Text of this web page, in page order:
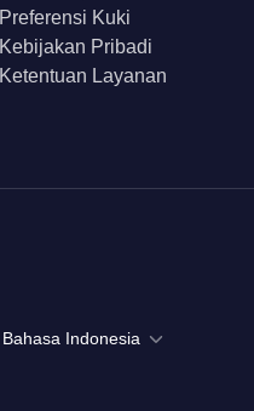
Preferensi Kuki
Kebijakan Pribadi
Ketentuan Layanan
Bahasa Indonesia